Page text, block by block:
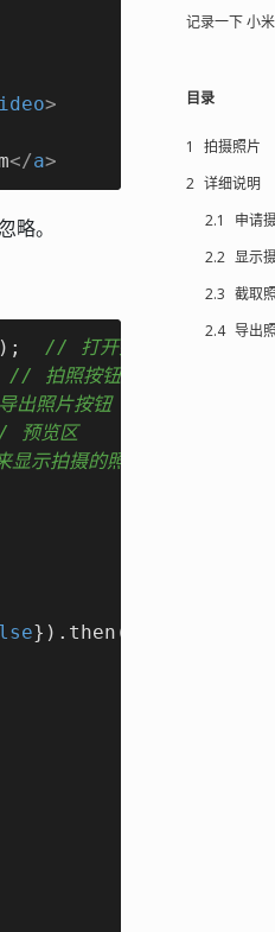
>
</a>
略。
); // 打开摄像头按钮
// 拍照按钮
照片按钮
预览区
示拍摄的照片
}).then(
记录一下 小
目录
1
拍摄照片
2 详细说明
2.1
申请
2.2 显示
2.3 截取
2.4 导出